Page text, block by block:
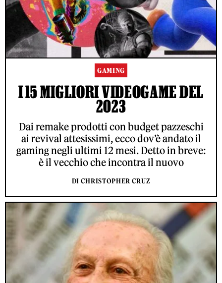
GAMING
I 15 MIGLIORI VIDEOGAME DEL
2023
Dai remake prodotti con budget pazzeschi
ai revival attesissimi, ecco dov’è andato il
gaming negli ultimi 12 mesi. Detto in breve:
è il vecchio che incontra il nuovo
DI CHRISTOPHER CRUZ